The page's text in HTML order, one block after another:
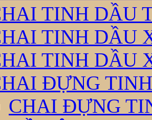
TINH DẦU
TINH DẦU
TINH DẦU
ĐỰNG
CHAI ĐỰNG